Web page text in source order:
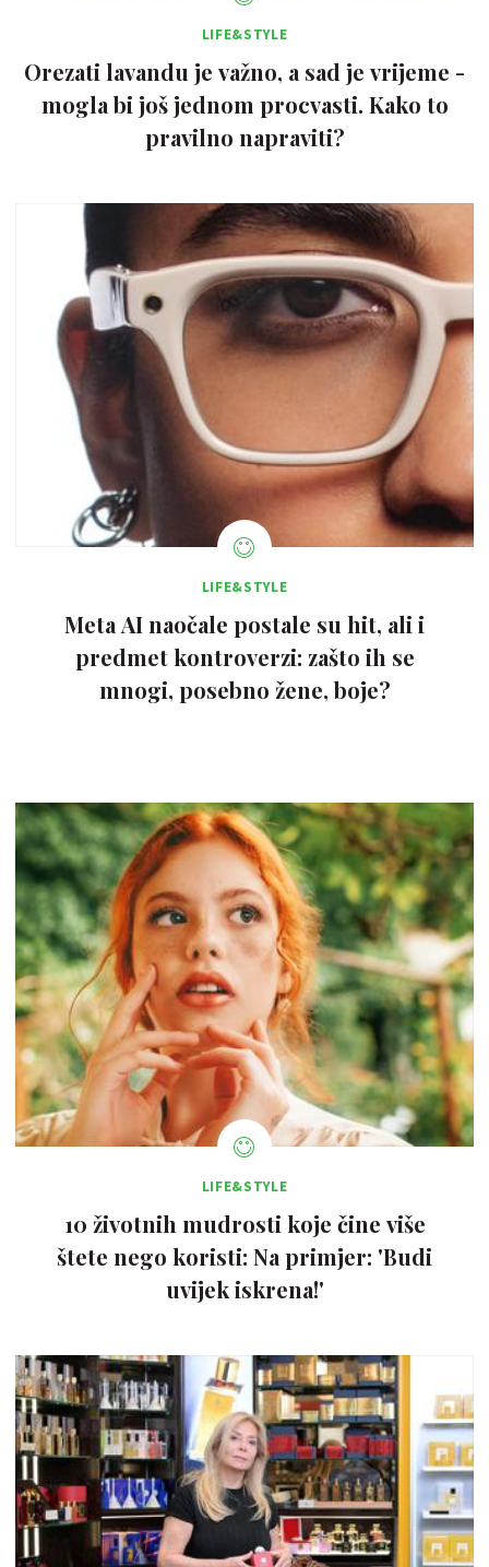
LIFE&STYLE
Orezati lavandu je važno, a sad je vrijeme -
mogla bi još jednom procvasti. Kako to
pravilno napraviti?
LIFE&STYLE
Meta AI naočale postale su hit, ali i
predmet kontroverzi: zašto ih se
mnogi, posebno žene, boje?
LIFE&STYLE
10 životnih mudrosti koje čine više
štete nego koristi: Na primjer: 'Budi
uvijek iskrena!'